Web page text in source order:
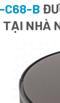
C68-B
NHÀ